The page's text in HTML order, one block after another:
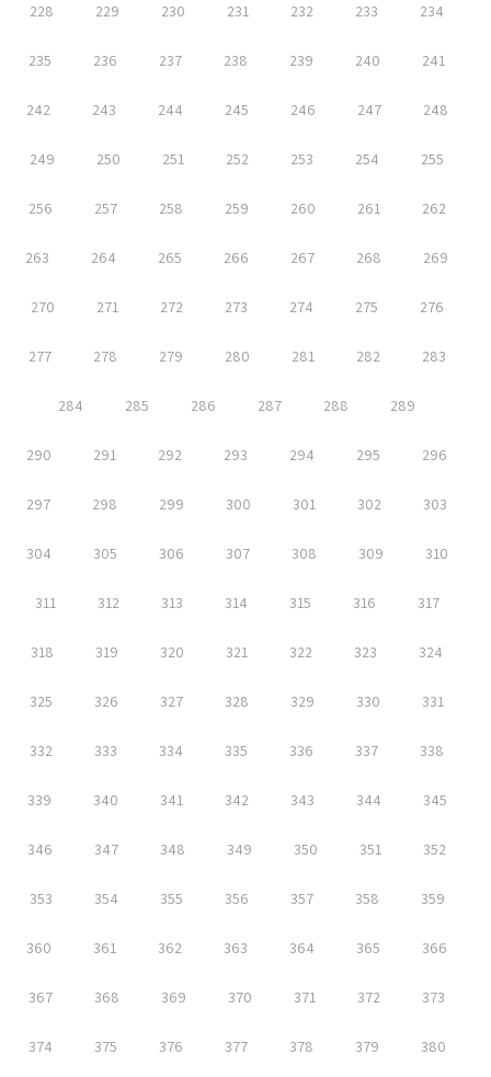
228 229 230 231 232 233 234
235 236 237 238 239 240 241
242 243 244 245 246 247 248
249 250 251 252 253 254 255
256 257 258 259 260 261 262
263 264 265 266 267 268 269
270 271 272 273 274 275 276
277 278 279 280 281 282 283
284 285 286 287 288 289
290 291 292 293 294 295 296
297 298 299 300 301 302 303
304 305 306 307 308 309 310
311 312 313 314 315 316 317
318 319 320 321 322 323 324
325 326 327 328 329 330 331
332 333 334 335 336 337 338
339 340 341 342 343 344 345
346 347 348 349 350 351 352
353 354 355 356 357 358 359
360 361 362 363 364 365 366
367 368 369 370 371 372 373
374 375 376 377 378 379 380